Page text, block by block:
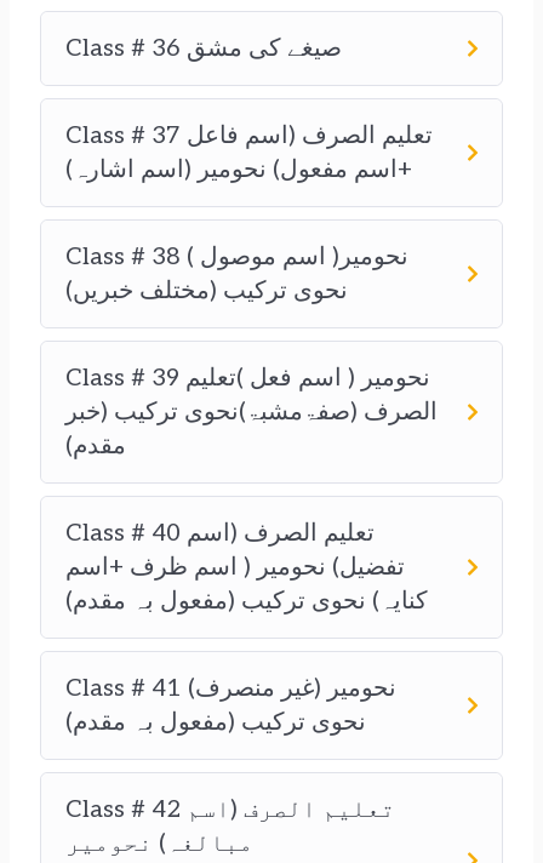
Class # 36 صیغے کی مشق
Class # 37 تعلیم الصرف (اسم فاعل
+اسم مفعول) نحومیر (اسم اشارہ)
Class # 38 نحومیر( اسم موصول )
نحوی ترکیب (مختلف خبریں)
Class # 39 نحومیر ( اسم فعل )تعلیم
الصرف (صفۃمشبۃ)نحوی ترکیب (خبر
مقدم)
Class # 40 تعلیم الصرف (اسم
تفضیل) نحومیر ( اسم ظرف +اسم
کنایہ) نحوی ترکیب (مفعول بہ مقدم)
Class # 41 نحومیر (غیر منصرف)
نحوی ترکیب (مفعول بہ مقدم)
Class # 42 تعلیم الصرف (اسم
مبالغہ) نحومیر